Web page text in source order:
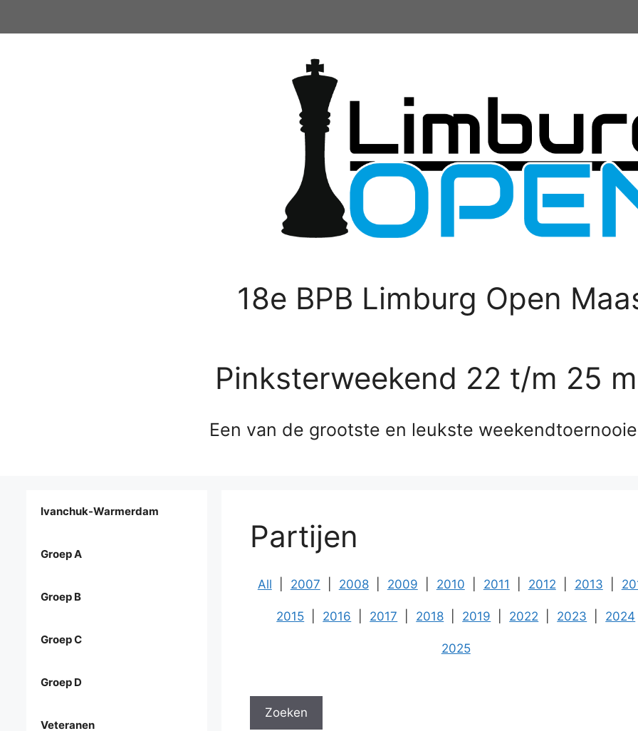
18e BPB Limburg Open
Pinksterweekend 22 t/m 25
Een van de grootste en leukste
Partijen
All 2007 2008 2009 2010 2011 2012 2013
2015 2016 2017 2018 2019 2022 2023 2024
2025
Ivanchuk-Warmerdam
Groep A
Groep B
Groep C
Groep D
Veteranen